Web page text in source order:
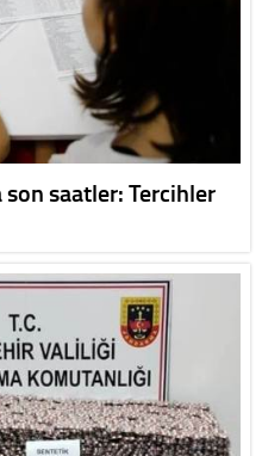
saatler: Tercihler